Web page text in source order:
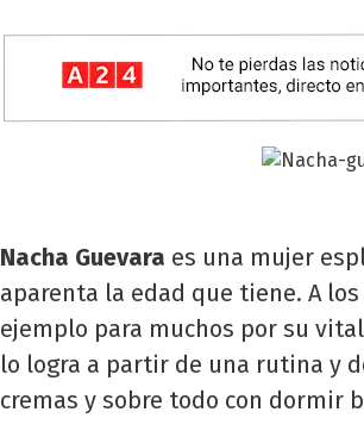
Nacha Guevara es una mujer
aparenta la edad que tiene. A
ejemplo para muchos por su
lo logra a partir de una rutina y
cremas y sobre todo con dormir